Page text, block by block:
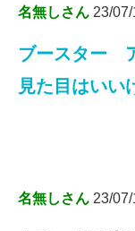
名無しさん 23/
ブースター
見た目はいい
名無しさん 23/